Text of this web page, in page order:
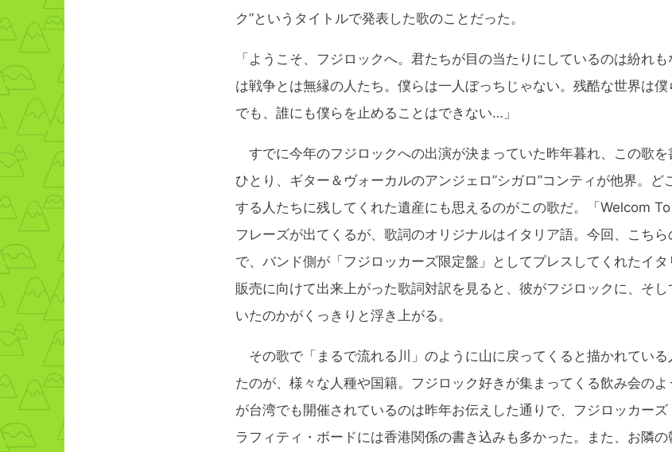
ク”というタイトルで発表した歌のことだった。
「ようこそ、フジロックへ。君たちが目の当たりにしているのは紛れ
は戦争とは無縁の人たち。僕らは一人ぼっちじゃない。残酷な世界は僕
でも、誰にも僕らを止めることはできない…」
すでに今年のフジロックへの出演が決まっていた昨年暮れ、この歌
ひとり、ギター＆ヴォーカルのアンジェロ”シガロ”コンティが他界。ど
する人たちに残してくれた遺産にも思えるのがこの歌だ。「Welcom
フレーズが出てくるが、歌詞のオリジナルはイタリア語。今回、こち
で、バンド側が「フジロッカーズ限定盤」としてプレスしてくれたイ
販売に向けて出来上がった歌詞対訳を見ると、彼がフジロックに、そ
いたのかがくっきりと浮き上がる。
その歌で「まるで流れる川」のように山に戻ってくると描かれている
たのが、様々な人種や国籍。フジロック好きが集まってくる飲み会の
が台湾でも開催されているのは昨年お伝えした通りで、フジロッカー
ラフィティ・ボードには香港関係の書き込みも多かった。また、お隣